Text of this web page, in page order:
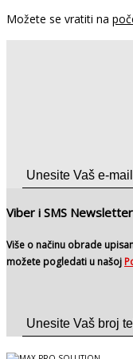
Možete se vratiti na
Viber i SMS Newsletter
Više o načinu obrade
možete pogledati u našoj